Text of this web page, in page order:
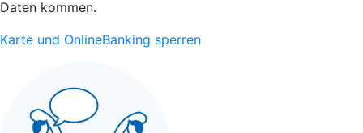
Daten kommen.
Karte und OnlineBanking sperren